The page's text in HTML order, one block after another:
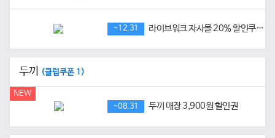
~12.31 라이브워크 자사몰 20% 할인쿠폰(7월~12월)
두끼 (클럽쿠폰 1)
NEW
~08.31
두끼 매장 3,900원 할인권